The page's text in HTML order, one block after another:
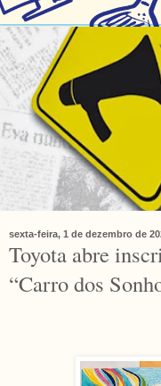
sexta-feira, 1 de dezembro de
Toyota abre
“Carro dos